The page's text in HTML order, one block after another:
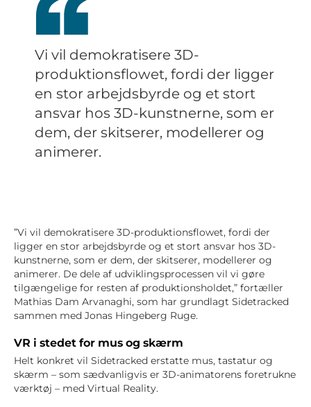
Vi vil demokratisere 3D-
produktionsflowet, fordi der ligger
en stor arbejdsbyrde og et stort
ansvar hos 3D-kunstnerne, som er
dem, der skitserer, modellerer og
animerer.
”Vi vil demokratisere 3D-produktionsflowet, fordi der
ligger en stor arbejdsbyrde og et stort ansvar hos 3D-
kunstnerne, som er dem, der skitserer, modellerer og
animerer. De dele af udviklingsprocessen vil vi gøre
tilgængelige for resten af produktionsholdet,” fortæller
Mathias Dam Arvanaghi, som har grundlagt Sidetracked
sammen med Jonas Hingeberg Ruge.
VR i stedet for mus og skærm
Helt konkret vil Sidetracked erstatte mus, tastatur og
skærm – som sædvanligvis er 3D-animatorens foretrukne
værktøj – med Virtual Reality.